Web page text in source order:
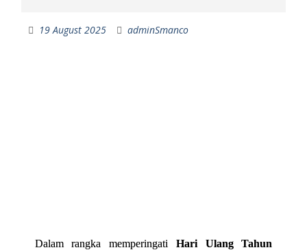
19 August 2025 adminSmanco
Dalam rangka memperingati Hari Ulang Tahun